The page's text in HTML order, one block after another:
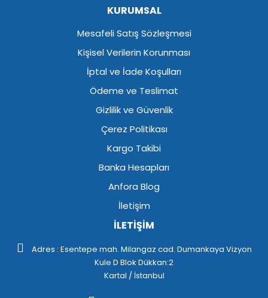
KURUMSAL
Mesafeli Satış Sözleşmesi
Kişisel Verilerin Korunması
İptal ve İade Koşulları
Ödeme ve Teslimat
Gizlilik ve Güvenlik
Çerez Politikası
Kargo Takibi
Banka Hesapları
Anfora Blog
İletişim
İLETİŞİM
Adres : Esentepe mah. Milangaz cad. Dumankaya Vizyon
Kule D Blok Dükkan:2
Kartal / İstanbul